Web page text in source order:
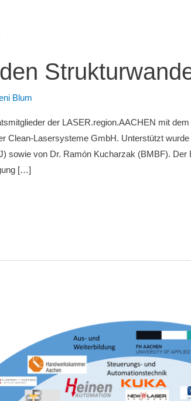
Blum
der LASER.region.AACHEN mit
Clean-Lasersysteme GmbH. Unterstützt
sowie von Dr. Ramón Kucharzak (BMBF).
[…]